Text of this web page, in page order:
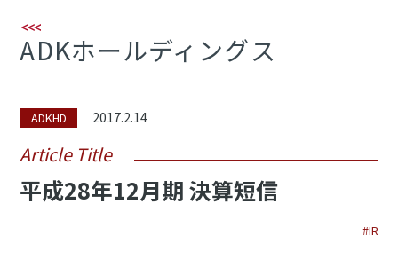
ADKホールディングス
ADKHD 2017.2.14
Article Title
平成28年12月期 決算短信
#IR